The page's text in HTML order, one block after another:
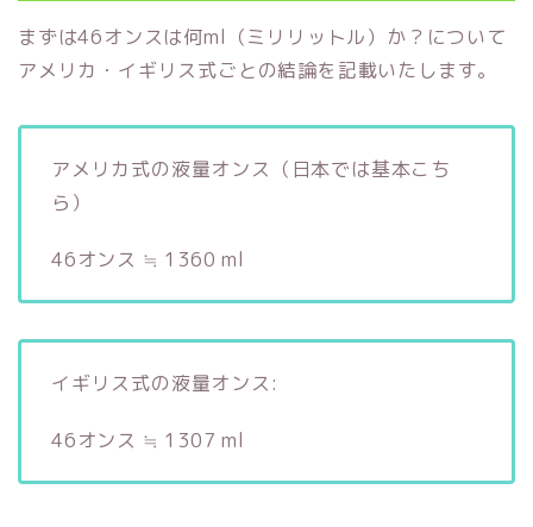
まずは46オンスは何ml（ミリリットル）か？について
アメリカ・イギリス式ごとの結論を記載いたします。
アメリカ式の液量オンス（日本では基本こち
ら）
46オンス ≒ 1360 ml
イギリス式の液量オンス:
46オンス ≒ 1307 ml